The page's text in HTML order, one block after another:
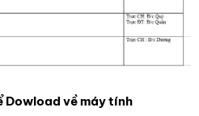
Dowload về máy tính